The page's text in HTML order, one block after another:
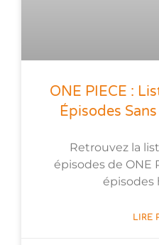
ONE PIECE :
Épisodes
Retrouvez la
épisodes de ONE
épisodes
LIRE